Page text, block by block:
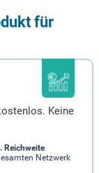
für
Keine
Reichweite
Netzwerk